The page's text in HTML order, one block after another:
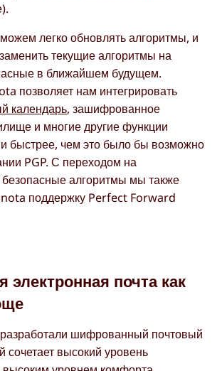
легко обновлять алгоритмы, и
текущие алгоритмы на
в ближайшем будущем.
позволяет нам интегрировать
календарь, зашифрованное
и многие другие функции
быстрее, чем это было бы возможно
PGP. С переходом на
безопасные алгоритмы мы также
поддержку Perfect Forward
электронная почта как
шифрованный почтовый
сочетает высокий уровень